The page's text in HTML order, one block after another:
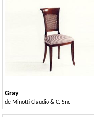
Gray
de Minotti Claudio & C. Snc